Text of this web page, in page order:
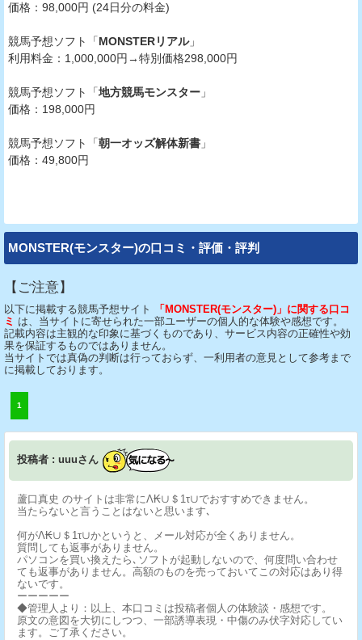
価格：98,000円 (24日分の料金)
競馬予想ソフト「MONSTERリアル」
利用料金：1,000,000円→特別価格298,000円
競馬予想ソフト「地方競馬モンスター 」
価格：198,000円
競馬予想ソフト「朝一オッズ解体新書 」
価格：49,800円
MONSTER(モンスター)の口コミ・評価・評判
【ご注意】
以下に掲載する競馬予想サイト
「MONSTER(モンスター)」に関する口コ
ミ は、当サイトに寄せられた一部ユーザーの個人的な体験や感想です。
記載内容は主観的な印象に基づくものであり、サービス内容の正確性や効
果を保証するものではありません。
当サイトでは真偽の判断は行っておらず、一利用者の意見として参考まで
に掲載しております。
1
投稿者 : uuuさん
蘆口真史 のサイトは非常にΛ₭∪＄1τ∪でおすすめできません。
当たらないと言うことはないと思います､
何がΛ₭∪＄1τ∪かというと、メール対応が全くありません。
質問しても返事がありません。
パソコンを買い換えたら､ソフトが起動しないので、何度問い合わせ
ても返事がありません。高額のものを売っておいてこの対応はあり得
ないです。
ーーーーー
◆管理人より：以上、本口コミは投稿者個人の体験談・感想です。
原文の意図を大切にしつつ、一部誘導表現・中傷のみ伏字対応してい
ます。ご了承ください。